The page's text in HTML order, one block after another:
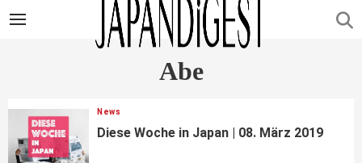
Abe
News
Diese Woche in Japan | 08. März 2019